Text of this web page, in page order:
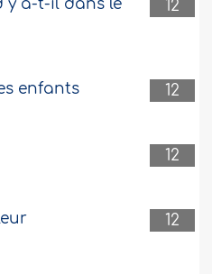
12
y a-t-il dans le
12
enfants
12
12